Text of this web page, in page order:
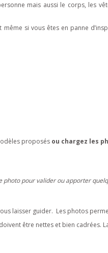
mais aussi le corps, les
si vous êtes en panne
proposés ou chargez les
pour valider ou apporter
laisser guider. Les photos
être nettes et bien cadrées.